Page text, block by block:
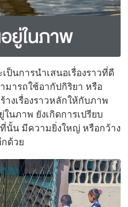
ป็นการนำเสนอเรื่องราวที่ดี
มารถใช้อากัปกิริยา หรือ
งเรื่องราวหลักให้กับภาพ
นภาพ ยังเกิดการเปรียบ
นั้น มีความยิ่งใหญ่ หรือกว้าง
ด้วย